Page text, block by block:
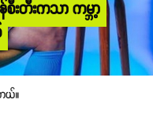
းတီးကသာ ကမ္ဘာ့
ယ်။